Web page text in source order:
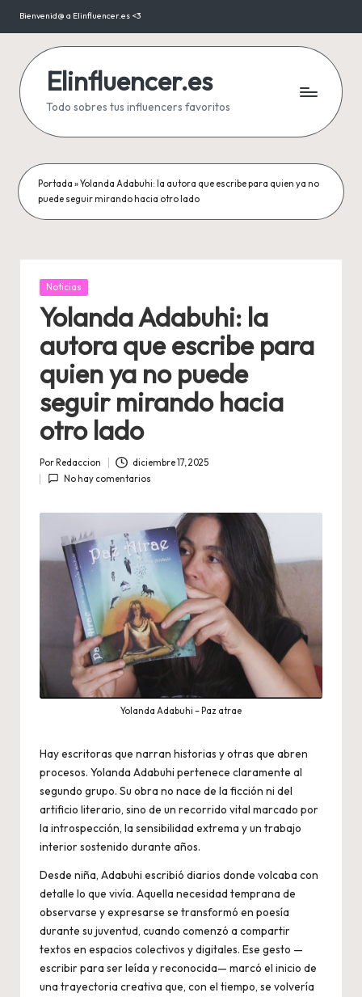
Saltar
contenido
Bienvenid@ a Elinfluencer.es <3
Elinfluencer.es
Todo sobres tus influencers favoritos
Portada »Yolanda Adabuhi: la autora que escribe para quien ya no
puede seguir mirando hacia otro lado
Publicada
Noticias
Yolanda Adabuhi: la
autora que escribe para
quien ya no puede
seguir mirando hacia
otro lado
por
Por Redaccion
diciembre 17, 2025
No hay comentarios
Yolanda Adabuhi – Paz atrae
Hay escritoras que narran historias y otras que abren
procesos. Yolanda Adabuhi pertenece claramente al
segundo grupo. Su obra no nace de la ficción ni del
artificio literario, sino de un recorrido vital marcado por
la introspección, la sensibilidad extrema y un trabajo
interior sostenido durante años.
Desde niña, Adabuhi escribió diarios donde volcaba con
detalle lo que vivía. Aquella necesidad temprana de
observarse y expresarse se transformó en poesía
durante su juventud, cuando comenzó a compartir
textos en espacios colectivos y digitales. Ese gesto —
escribir para ser leída y reconocida— marcó el inicio de
una trayectoria creativa que, con el tiempo, se volvería